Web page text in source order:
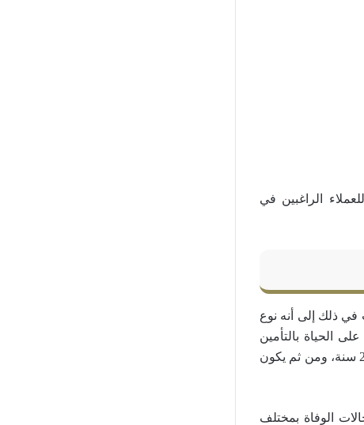
الراغبين في
في ذلك إلى أنه نوع
الحياة بالتأمين
المؤقت لكونه يعمل لفترة زمنية محددة تتراوح مدة هذه الفترة من خمس سنوات إلى 25 سنة، ومن ثم يكون
الوفاة بمختلف